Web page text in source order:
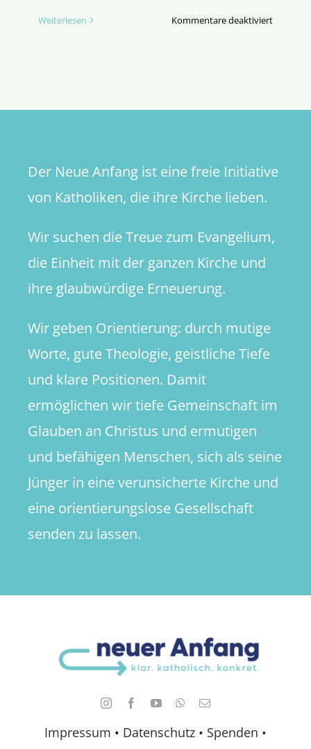
Weiterlesen Kommentare deaktiviertfür
Impressum • Datenschutz • Spenden •
Der Neue Anfang ist eine freie Initiative
von Katholiken, die ihre Kirche lieben.
Wir suchen die Treue zum Evangelium,
die Einheit mit der ganzen Kirche und
ihre glaubwürdige Erneuerung.
Wir geben Orientierung: durch mutige
Worte, gute Theologie, geistliche Tiefe
und klare Positionen. Damit
ermöglichen wir tiefe Gemeinschaft im
Glauben an Christus und ermutigen
und befähigen Menschen, sich als seine
Jünger in eine verunsicherte Kirche und
eine orientierungslose Gesellschaft
senden zu lassen.